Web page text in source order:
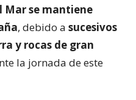
Mar se mantiene
, debido a sucesivos
y rocas de gran
la jornada de este